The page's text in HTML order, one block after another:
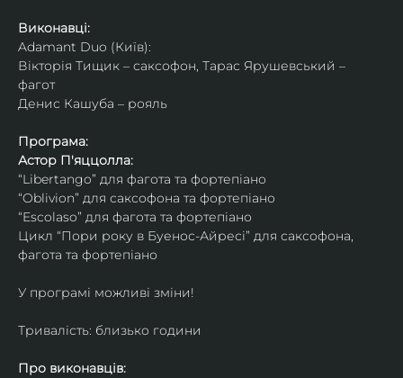
Виконавці:
Adamant Duo (Київ):
Вікторія Тищик – саксофон, Тарас Ярушевський –
фагот
Денис Кашуба – рояль
Програма:
Астор П'яццолла:
“Libertango” для фагота та фортепіано
“Oblivion” для саксофона та фортепіано
“Escolaso” для фагота та фортепіано
Цикл “Пори року в Буенос-Айресі” для саксофона,
фагота та фортепіано
У програмі можливі зміни!
Тривалість: близько години
Про виконавців: